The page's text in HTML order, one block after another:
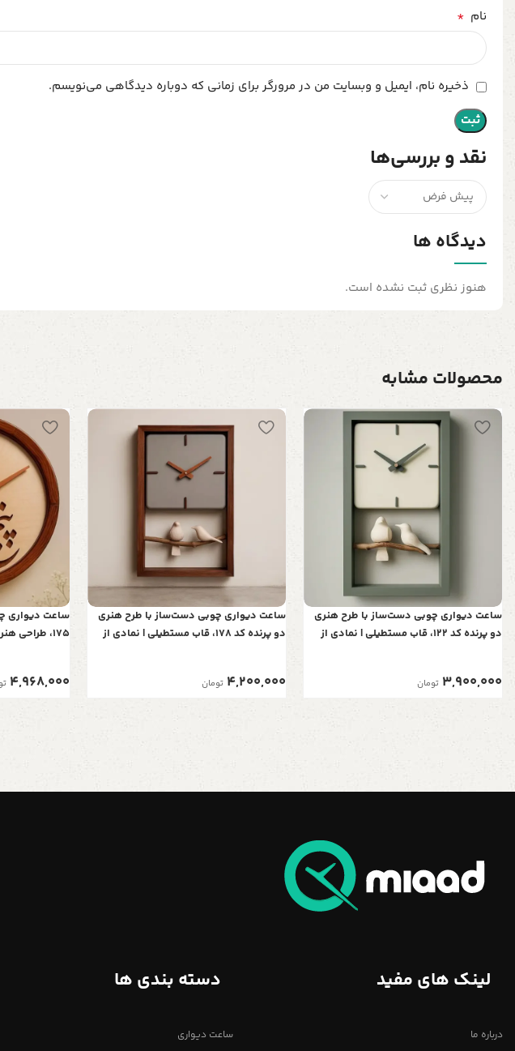
نقد و بررسی‌ها
دیدگاه ها
هنوز نظری ثبت نشده است.
نام *
ذخیره نام، ایمیل و وبسایت من در مرورگر برای زمانی که دوباره دیدگاهی می‌نویسم.
محصولات مشابه
ساعت دیواری چوبی دست‌ساز با طرح هنری
دو پرنده کد 122، قاب مستطیلی | نمادی از
3,900,000 تومان
ساعت دیواری چوبی دست‌ساز با طرح هنری
دو پرنده کد 178، قاب مستطیلی | نمادی از
4,200,000 تومان
ساعت دیواری
175، طراحی
4,968,000
لینک های مفید
درباره ما
دسته بندی ها
ساعت دیواری